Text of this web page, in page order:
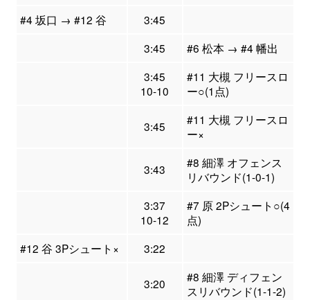
#4 坂口 → #12 谷
3:45
3:45
#6 松本 → #4 幡出
3:45
10-10
#11 大槻 フリースロ
ー○(1点)
3:45
#11 大槻 フリースロ
ー×
3:43
#8 細澤 オフェンス
リバウンド(1-0-1)
3:37
10-12
#7 原 2Pシュート○(4
点)
#12 谷 3Pシュート×
3:22
3:20
#8 細澤 ディフェン
スリバウンド(1-1-2)